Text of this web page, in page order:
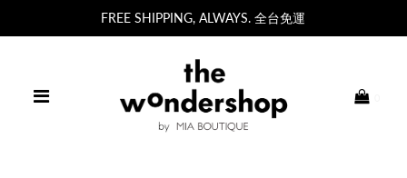
FREE SHIPPING, ALWAYS. 全台免運